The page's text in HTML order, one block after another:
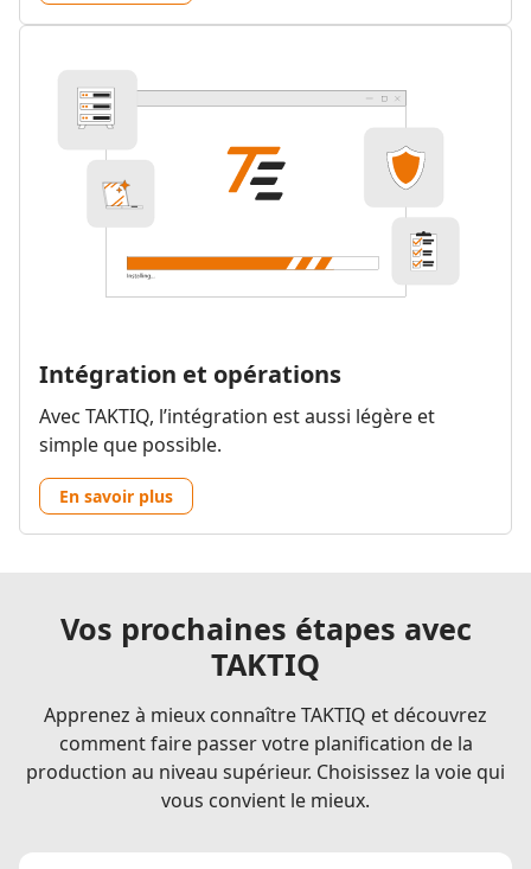
Intégration et opérations
Avec TAKTIQ, l’intégration est aussi légère et
simple que possible.
En savoir plus
Vos prochaines étapes avec
TAKTIQ
Apprenez à mieux connaître TAKTIQ et découvrez
comment faire passer votre planification de la
production au niveau supérieur. Choisissez la voie qui
vous convient le mieux.